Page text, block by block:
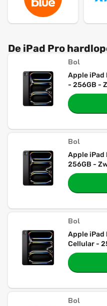
De iPad Pro
Bol
Apple iPad
- 256GB -
Bol
Apple iPad
256GB -
Bol
Apple iPad
Cellular -
Bol